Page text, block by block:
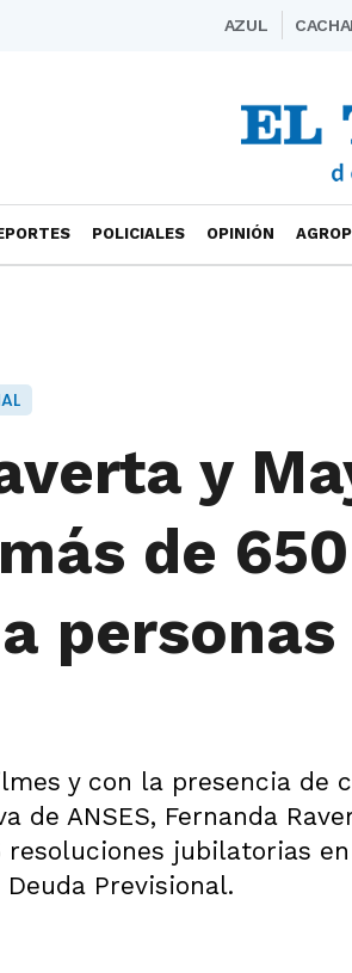
AZUL
POLICIALES OPINIÓN
y
de
personas
y con la presencia de
de ANSES, Fernanda
resoluciones jubilatorias
Previsional.